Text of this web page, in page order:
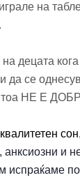
на
децата
да се
тоа НЕ Е
анксиозни и
испраќаме